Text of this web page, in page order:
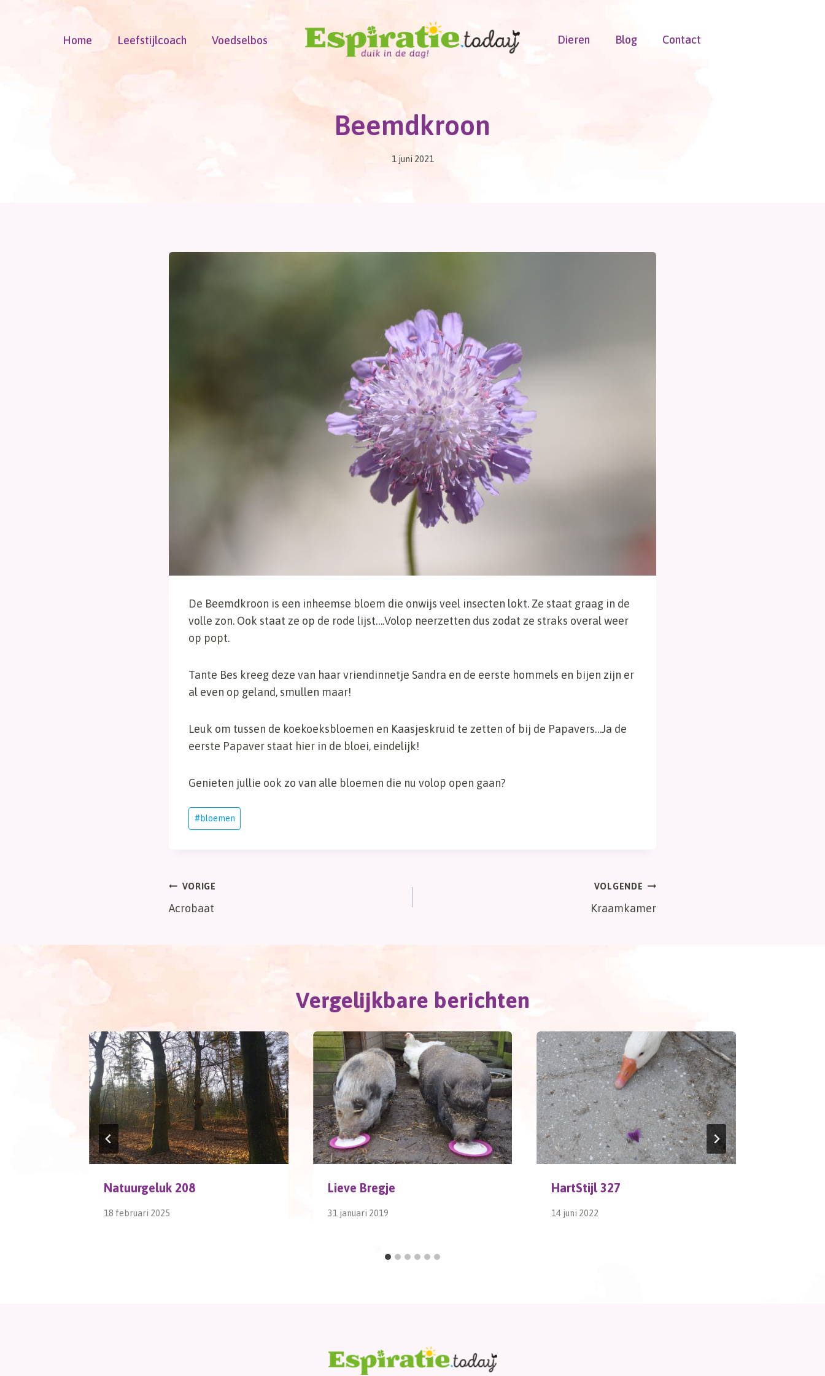
Home Leefstijlcoach Voedselbos Dieren Blog Contact
Beemdkroon
1 juni 2021
De Beemdkroon is een inheemse bloem die onwijs veel insecten lokt. Ze staat graag in de
volle zon. Ook staat ze op de rode lijst….Volop neerzetten dus zodat ze straks overal weer
op popt.
Tante Bes kreeg deze van haar vriendinnetje Sandra en de eerste hommels en bijen zijn er
al even op geland, smullen maar!
Leuk om tussen de koekoeksbloemen en Kaasjeskruid te zetten of bij de Papavers…Ja de
eerste Papaver staat hier in de bloei, eindelijk!
Genieten jullie ook zo van alle bloemen die nu volop open gaan?
Bericht
tags:
# bloemen
Bericht
VORIGE
Acrobaat
VOLGENDE
Kraamkamer
Vergelijkbare berichten
Natuurgeluk 208
18 februari 2025
Lieve Bregje
31 januari 2019
HartStijl 327
14 juni 2022